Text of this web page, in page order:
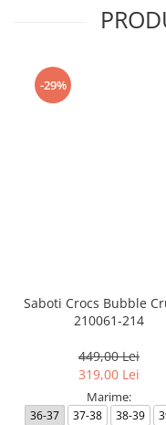
-29%
Saboti Crocs Bubble
210061-214
449,00 Lei
319,00 Lei
Marime:
36-37 37-38 38-39